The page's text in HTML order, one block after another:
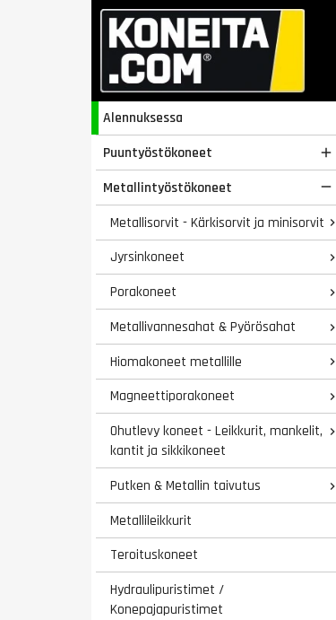
Alennuksessa
Puuntyöstökoneet

Metallintyöstökoneet 
Metallisorvit - Kärkisorvit ja minisorvit 
Jyrsinkoneet 
Porakoneet 
Metallivannesahat & Pyörösahat 
Hiomakoneet metallille 
Magneettiporakoneet 
Ohutlevy koneet - Leikkurit, mankelit,
kantit ja sikkikoneet

Putken & Metallin taivutus 
Metallileikkurit
Teroituskoneet
Hydraulipuristimet /
Konepajapuristimet